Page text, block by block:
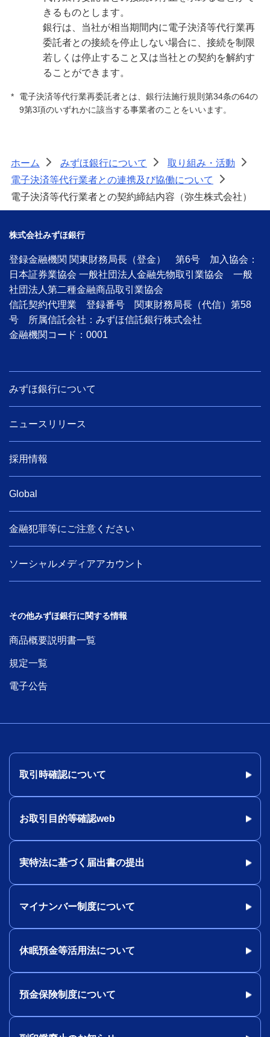
きるものとします。
銀行は、当社が相当期間内に電子決済等代行業再
委託者との接続を停止しない場合に、接続を制限
若しくは停止すること又は当社との契約を解約す
ることができます。
*
電子決済等代行業再委託者とは、銀行法施行規則第34条の64の
9第3項のいずれかに該当する事業者のことをいいます。
ホーム > みずほ銀行について > 取り組み・活動
>
電子決済等代行業者との連携及び協働について
>
電子決済等代行業者との契約締結内容（弥生株式会社）
株式会社みずほ銀行
登録金融機関 関東財務局長（登金） 第6号 加入協会：
日本証券業協会 一般社団法人金融先物取引業協会 一般
社団法人第二種金融商品取引業協会
信託契約代理業 登録番号 関東財務局長（代信）第58
号 所属信託会社：みずほ信託銀行株式会社
金融機関コード：0001
みずほ銀行について
ニュースリリース
採用情報
Global
金融犯罪等にご注意ください
ソーシャルメディアアカウント
その他みずほ銀行に関する情報
商品概要説明書一覧
規定一覧
電子公告
取引時確認について
お取引目的等確認web
実特法に基づく届出書の提出
マイナンバー制度について
休眠預金等活用法について
預金保険制度について